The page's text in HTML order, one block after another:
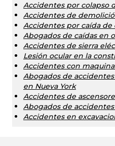
Accidentes por colapso
Accidentes de
Accidentes por caída de
Abogados de caídas en
Accidentes de sierra
Lesión ocular en la
Accidentes con
Abogados de
en Nueva York
Accidentes de
Abogados de
Accidentes en